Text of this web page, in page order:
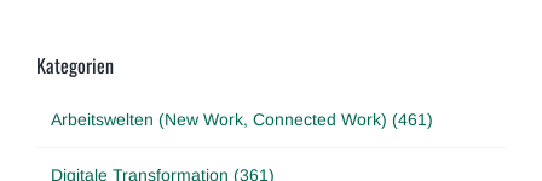
Kategorien
Arbeitswelten (New Work, Connected Work) (461)
Digitale Transformation (361)